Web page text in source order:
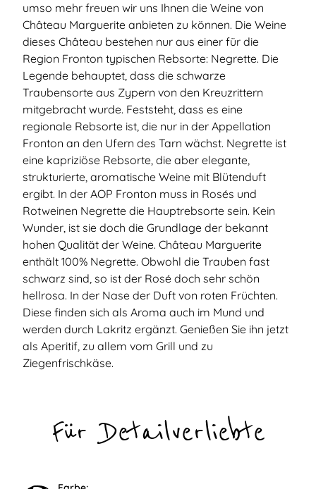
umso mehr freuen wir uns Ihnen die Weine von
Château Marguerite anbieten zu können. Die Weine
dieses Château bestehen nur aus einer für die
Region Fronton typischen Rebsorte: Negrette. Die
Legende behauptet, dass die schwarze
Traubensorte aus Zypern von den Kreuzrittern
mitgebracht wurde. Feststeht, dass es eine
regionale Rebsorte ist, die nur in der Appellation
Fronton an den Ufern des Tarn wächst. Negrette ist
eine kapriziöse Rebsorte, die aber elegante,
strukturierte, aromatische Weine mit Blütenduft
ergibt. In der AOP Fronton muss in Rosés und
Rotweinen Negrette die Hauptrebsorte sein. Kein
Wunder, ist sie doch die Grundlage der bekannt
hohen Qualität der Weine. Château Marguerite
enthält 100% Negrette. Obwohl die Trauben fast
schwarz sind, so ist der Rosé doch sehr schön
hellrosa. In der Nase der Duft von roten Früchten.
Diese finden sich als Aroma auch im Mund und
werden durch Lakritz ergänzt. Genießen Sie ihn jetzt
als Aperitif, zu allem vom Grill und zu
Ziegenfrischkäse.
Für Detailverliebte